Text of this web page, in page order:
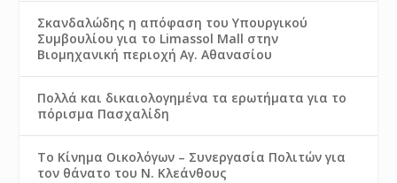
Σκανδαλώδης η απόφαση του Υπουργικού
Συμβουλίου για το Limassol Mall στην
Βιομηχανική περιοχή Αγ. Αθανασίου
Πολλά και δικαιολογημένα τα ερωτήματα για το
πόρισμα Πασχαλίδη
Το Κίνημα Οικολόγων – Συνεργασία Πολιτών για
τον θάνατο του Ν. Κλεάνθους